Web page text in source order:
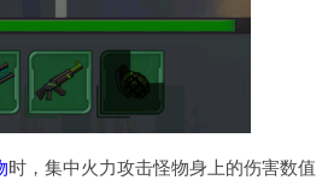
时，集中火力攻击怪物身上的伤害数值